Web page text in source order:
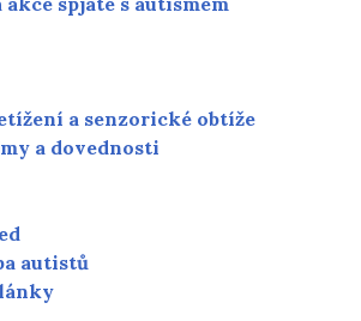
a senzorické obtíže
a dovednosti
autistů